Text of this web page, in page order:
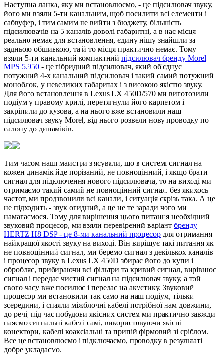
Наступна ланка, яку ми встановлюємо, - це підсилювач звуку,
його ми взяли 5-ти канальним, щоб посилити всі елементи і
сабвуфер, і тим самим не вийти з бюджету, більшість
підсилювачів на 5 каналів доволі габаритні, а в нас місця
реально немає для встановлення, єдину нішу знайшли за
задньою обшивкою, та й то місця практично немає. Тому
взяли 5-ти канальний компактний підсилювач бренду Morel
MPS 5.950 - це гібридний підсилювач, який об'єднує
потужний 4-х канальний підсилювач і такий самий потужний
моноблок, у невеликих габаритах і з високою якістю звуку.
Для його встановлення в Lexus LX 450D/570 ми виготовили
подіум у правому крилі, перетягнули його карпетом і
закріпили до кузова, а на нього вже встановили наш
підсилювач звуку Morel, від нього розвели нову проводку по
салону до динаміків.
Тим часом наші майстри з'ясували, що в системі сигнал на
кожен динамік йде порізаний, не повноцінний, і якщо брати
сигнал для підключення нового підсилювача, то на виході ми
отримаємо такий самий не повноцінний сигнал, без якихось
частот, ми продзвонили всі канали, і ситуація скрізь така. А це
не підходить - звук огидний, а це не те заради чого ми
намагаємося. Тому для вирішення цього питання необхідний
звуковий процесор, ми взяли перевірений варіант бренду
HERTZ H8 DSP - це 8-ми канальний процесор для отримання
найкращої якості звуку на виході. Він вирішує такі питання як
не повноцінний сигнал, ми беремо сигнал з декількох каналів
і процесор звуку в Lexus LX 450D збирає його до купи і
обробляє, прибираючи всі фільтри та кривий сигнал, вирівнює
сигнал і передає чистий сигнал на підсилювач звуку, а той
свого часу вже посилює і передає на акустику. Звуковий
процесор ми встановили так само на наш подіум, тільки
зсередини, і спаяли міжблочні кабелі потрібної нам довжини,
до речі, під час побудови якісних систем ми практично завжди
паяємо сигнальні кабелі самі, використовуючи якісні
конектори, кабелі коаксіальні та припій фірмовий зі сріблом.
Все це встановлюємо і підключаємо, проводку в результаті
добре укладаємо.